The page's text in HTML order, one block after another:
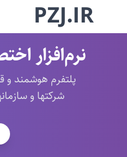
PZJ.IR
نرم‌افزار
پلتفرم هوشمند و
شرکتها و